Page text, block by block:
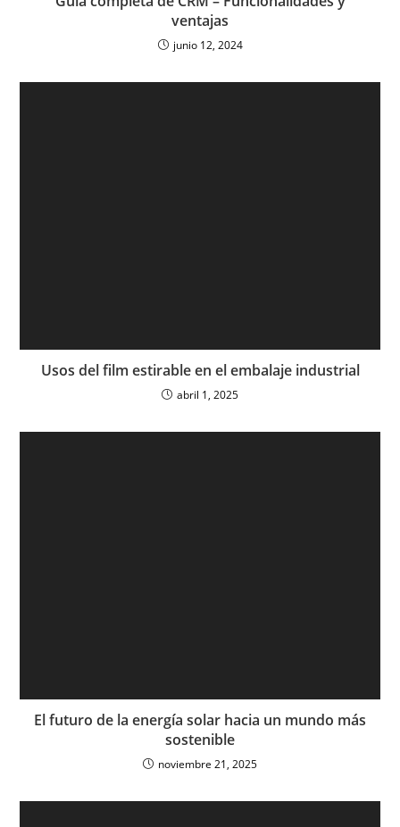
ventajas
junio 12, 2024
Usos del film estirable en el embalaje industrial
abril 1, 2025
El futuro de la energía solar hacia un mundo más
sostenible
noviembre 21, 2025